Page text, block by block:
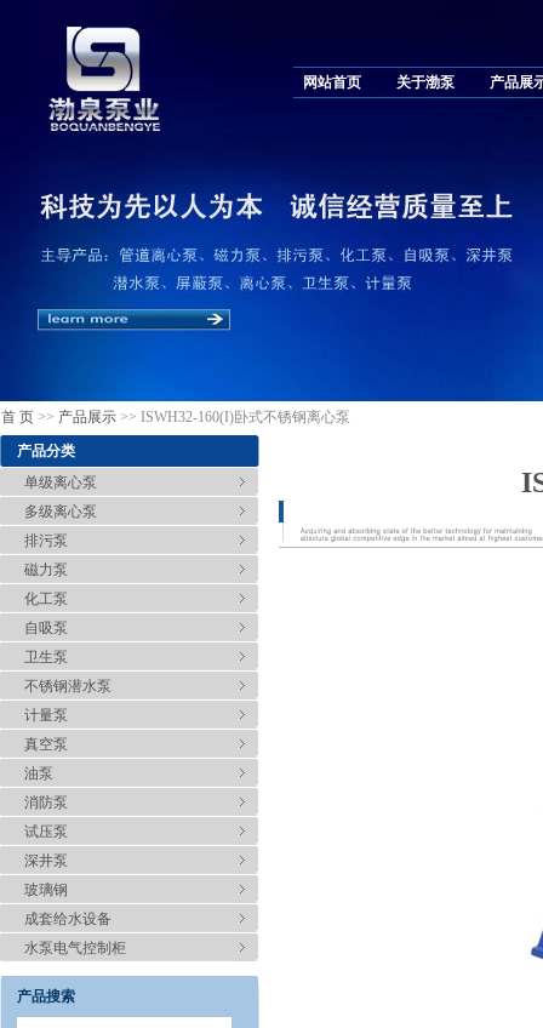
网站首页 关于渤泵 产品展
首 页 >> 产品展示 >> ISWH32-160(I)卧式不锈钢离心泵
产品分类
单级离心泵
多级离心泵
排污泵
磁力泵
化工泵
自吸泵
卫生泵
不锈钢潜水泵
计量泵
真空泵
油泵
消防泵
试压泵
深井泵
玻璃钢
成套给水设备
水泵电气控制柜
产品搜索